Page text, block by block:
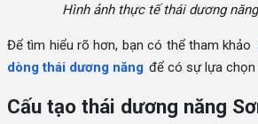
Hình ảnh thực tế thái dương
Để tìm hiểu rõ hơn, bạn có thể tham khảo
dòng thái dương năng để có sự lựa chọn
Cấu tạo thái dương năng